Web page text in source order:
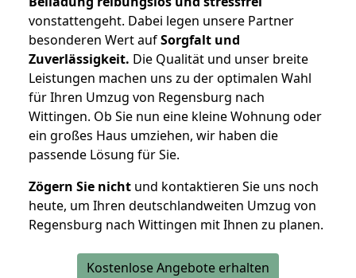
vonstattengeht. Dabei legen unsere Partner
besonderen Wert aufSorgfalt und
Zuverlässigkeit. Die Qualität und unser breite
Leistungen machen uns zu der optimalen Wahl
für Ihren Umzug von Regensburg nach
Wittingen. Ob Sie nun eine kleine Wohnung oder
ein großes Haus umziehen, wir haben die
passende Lösung für Sie.
Zögern Sie nicht und kontaktieren Sie uns noch
heute, um Ihren deutschlandweiten Umzug von
Regensburg nach Wittingen mit Ihnen zu planen.
Kostenlose Angebote erhalten